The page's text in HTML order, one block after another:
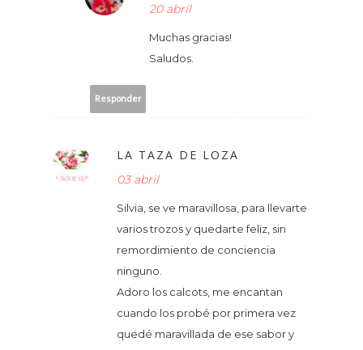
20 abril
Muchas gracias!
Saludos.
Responder
LA TAZA DE LOZA
03 abril
Silvia, se ve maravillosa, para llevarte
varios trozos y quedarte feliz, sin
remordimiento de conciencia
ninguno.
Adoro los calcots, me encantan
cuando los probé por primera vez
quedé maravillada de ese sabor y